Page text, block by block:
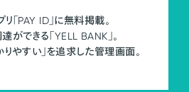
「PAY ID」に無料掲載。
ができる「YELL BANK」。
りやすい」を追求した管理画面。